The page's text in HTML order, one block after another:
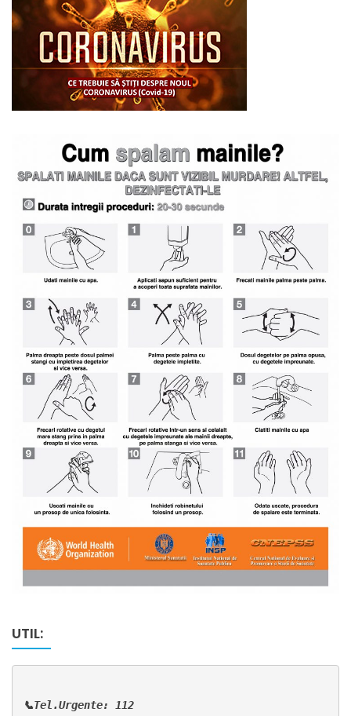
UTIL:
📞Tel.Urgente: 112